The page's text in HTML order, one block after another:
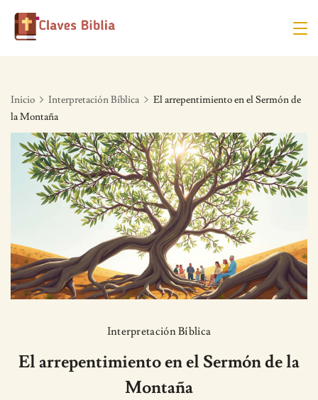
Skip
Inicio Interpretación Bíblica
El arrepentimiento en el Sermón de
la Montaña
Interpretación Bíblica
El arrepentimiento en el Sermón de la
Montaña